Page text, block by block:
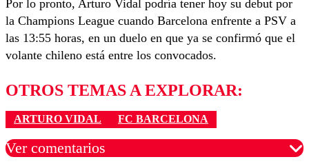
Por lo pronto, Arturo Vidal podría tener hoy su debut por
la Champions League cuando Barcelona enfrente a PSV a
las 13:55 horas, en un duelo en que ya se confirmó que el
volante chileno está entre los convocados.
OTROS TEMAS A EXPLORAR:
ARTURO VIDAL FC BARCELONA
Ver comentarios